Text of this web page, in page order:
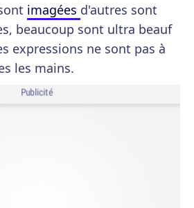
imagées d'autres sont
beaucoup sont ultra beauf
expressions ne sont pas à
les mains.
Publicité